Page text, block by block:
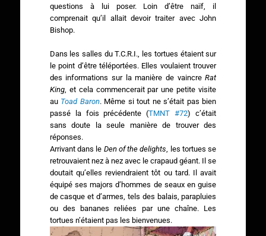
questions à lui poser. Loin d’être naïf, il
comprenait qu’il allait devoir traiter avec John
Bishop.
Dans les salles du T.C.R.I., les tortues étaient sur
le point d’être téléportées. Elles voulaient trouver
des informations sur la manière de vaincreRat
King, et cela commencerait par une petite visite
au Toad Baron. Même si tout ne s’était pas bien
passé la fois précédente (TMNT #72) c’était
sans doute la seule manière de trouver des
réponses.
Arrivant dans le Den of the delights , les tortues se
retrouvaient nez à nez avec le crapaud géant. Il se
doutait qu’elles reviendraient tôt ou tard. Il avait
équipé ses majors d’hommes de seaux en guise
de casque et d’armes, tels des balais, parapluies
ou des bananes reliées par une chaîne. Les
tortues n’étaient pas les bienvenues.